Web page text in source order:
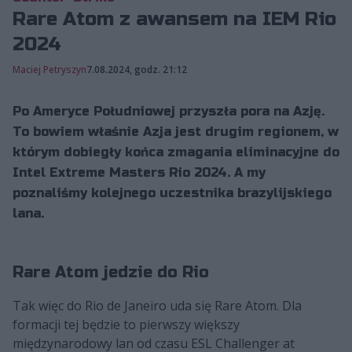
Rare Atom z awansem na IEM Rio
2024
Maciej Petryszyn7.08.2024, godz. 21:12
Po Ameryce Południowej przyszła pora na Azję.
To bowiem właśnie Azja jest drugim regionem, w
którym dobiegły końca zmagania eliminacyjne do
Intel Extreme Masters Rio 2024. A my
poznaliśmy kolejnego uczestnika brazylijskiego
lana.
Rare Atom jedzie do Rio
Tak więc do Rio de Janeiro uda się Rare Atom. Dla
formacji tej będzie to pierwszy większy
międzynarodowy lan od czasu ESL Challenger at